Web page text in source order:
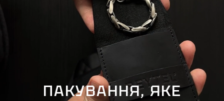
ПАКУВАННЯ, ЯКЕ